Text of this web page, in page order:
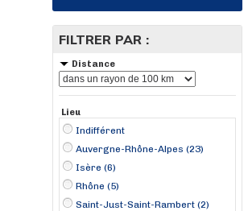
FILTRER PAR :
Distance
Lieu
Indifférent
Auvergne-Rhône-Alpes (23)
Isère (6)
Rhône (5)
Saint-Just-Saint-Rambert (2)